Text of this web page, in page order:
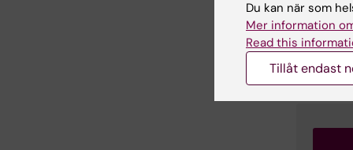
E-
Du kan när som
Mer information
Read this
Tillåt endast